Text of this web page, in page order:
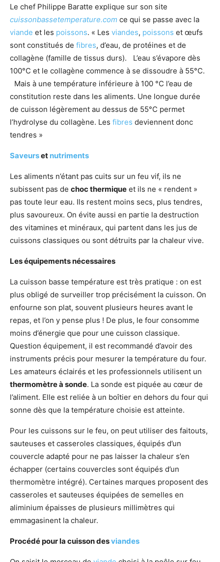
Le chef Philippe Baratte explique sur son site
cuissonbassetemperature.com ce qui se passe avec la
viande et les poissons. « Les viandes, poissons et œufs
sont constitués de fibres, d’eau, de protéines et de
collagène (famille de tissus durs). L’eau s’évapore dès
100°C et le collagène commence à se dissoudre à 55°C.
Mais à une température inférieure à 100 °C l’eau de
constitution reste dans les aliments. Une longue durée
de cuisson légèrement au dessus de 55°C permet
l’hydrolyse du collagène. Les fibres deviennent donc
tendres »
Saveurset nutriments
Les aliments n’étant pas cuits sur un feu vif, ils ne
subissent pas de choc thermique et ils ne « rendent »
pas toute leur eau. Ils restent moins secs, plus tendres,
plus savoureux. On évite aussi en partie la destruction
des vitamines et minéraux, qui partent dans les jus de
cuissons classiques ou sont détruits par la chaleur vive.
Les équipements nécessaires
La cuisson basse température est très pratique : on est
plus obligé de surveiller trop précisément la cuisson. On
enfourne son plat, souvent plusieurs heures avant le
repas, et l’on y pense plus ! De plus, le four consomme
moins d’énergie que pour une cuisson classique.
Question équipement, il est recommandé d’avoir des
instruments précis pour mesurer la température du four.
Les amateurs éclairés et les professionnels utilisent un
thermomètre à sonde. La sonde est piquée au cœur de
l’aliment. Elle est reliée à un boîtier en dehors du four qui
sonne dès que la température choisie est atteinte.
Pour les cuissons sur le feu, on peut utiliser des faitouts,
sauteuses et casseroles classiques, équipés d’un
couvercle adapté pour ne pas laisser la chaleur s’en
échapper (certains couvercles sont équipés d’un
thermomètre intégré). Certaines marques proposent des
casseroles et sauteuses équipées de semelles en
aliminium épaisses de plusieurs millimètres qui
emmagasinent la chaleur.
Procédé pour la cuisson desviandes